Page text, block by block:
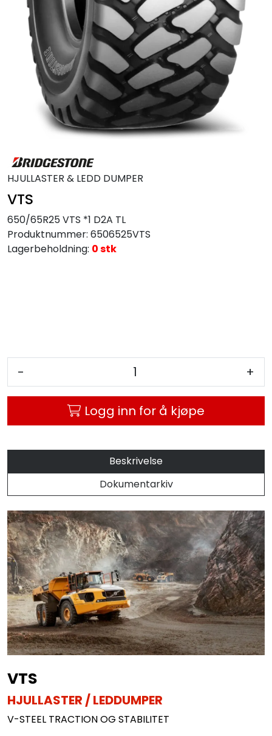
HJULLASTER & LEDD DUMPER
VTS
650/65R25 VTS *1 D2A TL
Produktnummer: 6506525VTS
Lagerbeholdning: 0 stk
- +
Logg inn for å kjøpe
Beskrivelse
Dokumentarkiv
VTS
HJULLASTER / LEDDUMPER
V-STEEL TRACTION OG STABILITET
MC
Tilbudstorget